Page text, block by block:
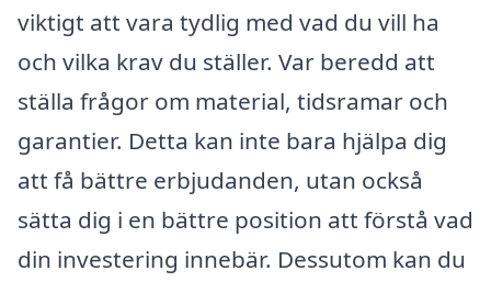
viktigt att vara tydlig med vad du vill ha
och vilka krav du ställer. Var beredd att
ställa frågor om material, tidsramar och
garantier. Detta kan inte bara hjälpa dig
att få bättre erbjudanden, utan också
sätta dig i en bättre position att förstå vad
din investering innebär. Dessutom kan du